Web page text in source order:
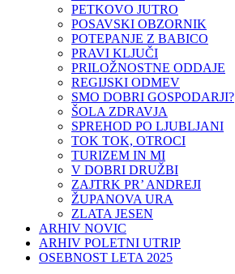
PETKOVO JUTRO
POSAVSKI OBZORNIK
POTEPANJE Z BABICO
PRAVI KLJUČI
PRILOŽNOSTNE ODDAJE
REGIJSKI ODMEV
SMO DOBRI GOSPODARJI?
ŠOLA ZDRAVJA
SPREHOD PO LJUBLJANI
TOK TOK, OTROCI
TURIZEM IN MI
V DOBRI DRUŽBI
ZAJTRK PR’ ANDREJI
ŽUPANOVA URA
ZLATA JESEN
ARHIV NOVIC
ARHIV POLETNI UTRIP
OSEBNOST LETA 2025